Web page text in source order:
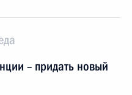
– придать новый